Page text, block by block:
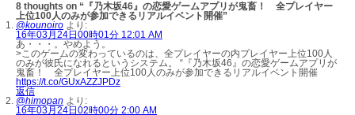
8 thoughts on “『乃木坂46』の恋愛ゲームアプリが鬼畜！ 全プレイヤー
上位100人のみが参加できるリアルイベント開催”
@kounoiro より:
16年03月24日00時01分 12:01 AM
あ・・・。やめよう。
>このゲームの変わっているのは、全プレイヤーの内プレイヤー上位100人
のみが彼氏になれるというシステム。 “『乃木坂46』の恋愛ゲームアプリが
鬼畜！ 全プレイヤー上位100人のみが参加できるリアルイベント開催
https://t.co/GUxAZZJPDz
返信
@himopan より:
16年03月24日02時00分 2:00 AM